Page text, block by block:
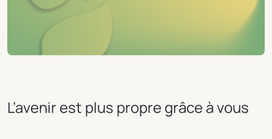
L’avenir est plus propre grâce à vous